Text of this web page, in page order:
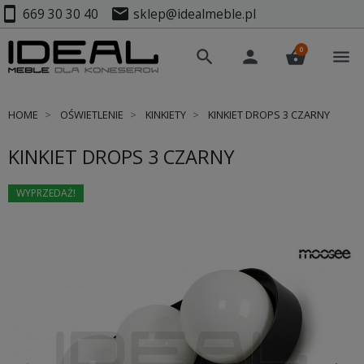
smartphone 669 30 30 40 mail sklep@idealmeble.pl
search person shopping_basket
0 menu
HOME OŚWIETLENIE KINKIETY KINKIET DROPS 3 CZARNY
KINKIET DROPS 3 CZARNY
WYPRZEDAŻ!